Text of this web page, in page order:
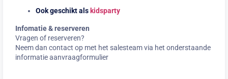
Ook geschikt als kidsparty
Infomatie & reserveren
Vragen of reserveren?
Neem dan contact op met het salesteam via het onderstaande
informatie aanvraagformulier